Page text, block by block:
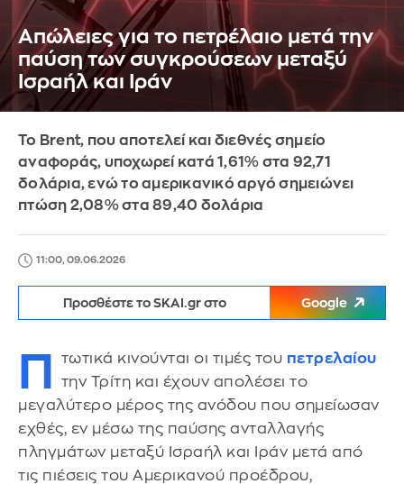
Απώλειες για το πετρέλαιο μετά την
παύση των συγκρούσεων μεταξύ
Ισραήλ και Ιράν
Το Brent, που αποτελεί και διεθνές σημείο
αναφοράς, υποχωρεί κατά 1,61% στα 92,71
δολάρια, ενώ το αμερικανικό αργό σημειώνει
πτώση 2,08% στα 89,40 δολάρια
11:00, 09.06.2026
Προσθέστε το SKAI.gr στο Google
Π τωτικά κινούνται οι τιμές του πετρελαίου
την Τρίτη και έχουν απολέσει το
μεγαλύτερο μέρος της ανόδου που σημείωσαν
εχθές, εν μέσω της παύσης ανταλλαγής
πληγμάτων μεταξύ Ισραήλ και Ιράν μετά από
τις πιέσεις του Αμερικανού προέδρου,